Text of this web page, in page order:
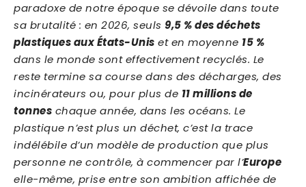
paradoxe de notre époque se dévoile dans toute
sa brutalité : en 2026, seuls 9,5 % des déchets
plastiques aux États-Unis et en moyenne 15 %
dans le monde sont effectivement recyclés. Le
reste termine sa course dans des décharges, des
incinérateurs ou, pour plus de 11 millions de
tonnes chaque année, dans les océans. Le
plastique n’est plus un déchet, c’est la trace
indélébile d’un modèle de production que plus
personne ne contrôle, à commencer par l’Europe
elle-même, prise entre son ambition affichée de